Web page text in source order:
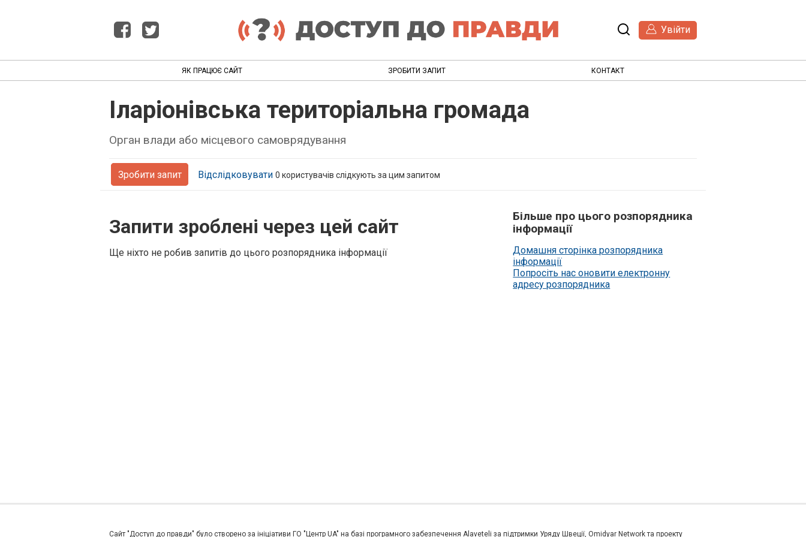
Увійти
ЯК ПРАЦЮЄ САЙТ ЗРОБИТИ ЗАПИТ КОНТАКТ
Іларіонівська територіальна громада
Орган влади або місцевого самоврядування
Зробити запит Відслідковувати 0 користувачів слідкують за цим запитом
Запити зроблені через цей сайт
Ще ніхто не робив запитів до цього розпорядника інформації
Більше про цього розпорядника
інформації
Домашня сторінка розпорядника
інформації
Попросіть нас оновити електронну
адресу розпорядника
Сайт "Доступ до правди" було створено за ініціативи ГО "Центр UA" на базі програмного забезпечення Alaveteli за підтримки Уряду Швеції, Omidyar Network та проекту